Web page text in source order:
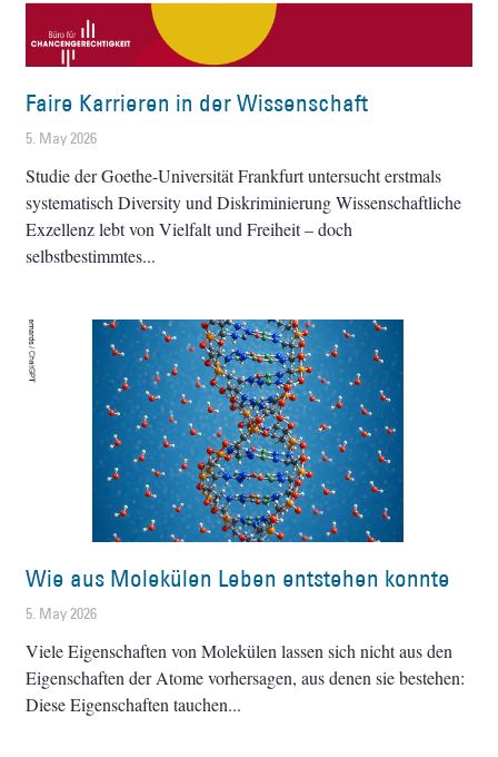
Faire Karrieren in der Wissenschaft
5. May 2026
Studie der Goethe-Universität Frankfurt untersucht erstmals
systematisch Diversity und Diskriminierung Wissenschaftliche
Exzellenz lebt von Vielfalt und Freiheit – doch
selbstbestimmtes
Wie aus Molekülen Leben entstehen konnte
5. May 2026
Viele Eigenschaften von Molekülen lassen sich nicht aus den
Eigenschaften der Atome vorhersagen, aus denen sie bestehen:
Diese Eigenschaften tauchen